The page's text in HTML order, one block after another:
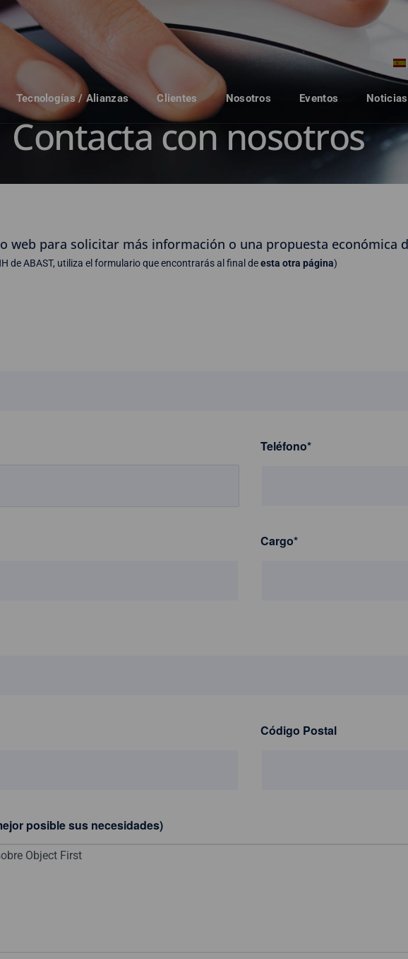
Tecnologías / Alianzas Clientes Nosotros Eventos
Contacta con nosotros
web para solicitar más información o una propuesta económica
de ABAST, utiliza el formulario que encontrarás al final deesta otra página)
Teléfono*
Cargo*
Código Postal
posible sus necesidades)